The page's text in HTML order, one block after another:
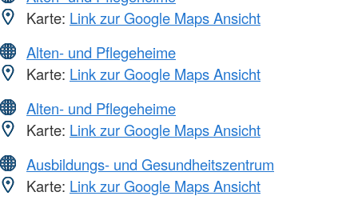
Karte: Link zur Google Maps Ansicht
Alten- und Pflegeheime
Karte: Link zur Google Maps Ansicht
Alten- und Pflegeheime
Karte: Link zur Google Maps Ansicht
Ausbildungs- und Gesundheitszentrum
Karte: Link zur Google Maps Ansicht